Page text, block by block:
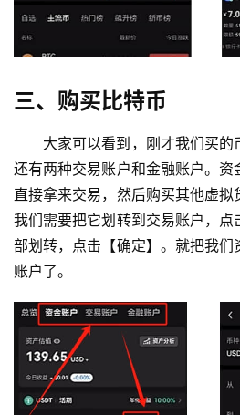
三、购买比特币
大家可以看到，刚才我们买
还有两种交易账户和金融账户。资
直接拿来交易，然后购买其他虚拟
我们需要把它划转到交易账户，
部划转，点击【确定】。就把我们
账户了。